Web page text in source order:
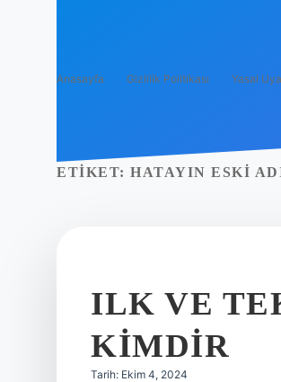
Anasayfa Gizlilik Politikası Yasal
ETIKET: HATAYIN ESKI
ILK VE
KIMDIR
Tarih: Ekim 4, 2024